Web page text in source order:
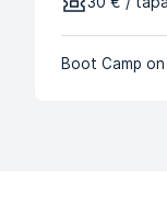
Boot Camp